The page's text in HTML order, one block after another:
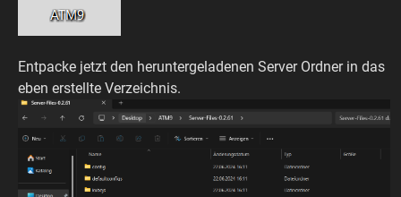
Entpacke jetzt den heruntergeladenen Server Ordner in das
eben erstellte Verzeichnis.